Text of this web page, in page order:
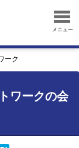
メニュー
ーク
ワークの会